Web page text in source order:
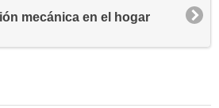
mecánica en el hogar